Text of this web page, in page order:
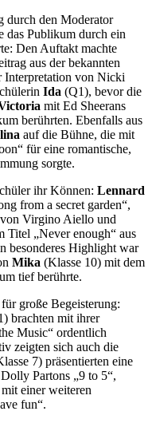
durch den Moderator
das Publikum durch ein
Den Auftakt machte
aus der bekannten
Interpretation von Nicki
Ida (Q1), bevor die
mit Ed Sheerans
berührten. Ebenfalls aus
auf die Bühne, die mit
für eine romantische,
sorgte.
ihr Können: Lennard
from a secret garden“,
Virgino Aiello und
Titel „Never enough“ aus
besonderes Highlight war
Mika (Klasse 10) mit dem
tief berührte.
große Begeisterung:
brachten mit ihrer
Music“ ordentlich
zeigten sich auch die
7) präsentierten eine
Partons „9 to 5“,
mit einer weiteren
fun“.